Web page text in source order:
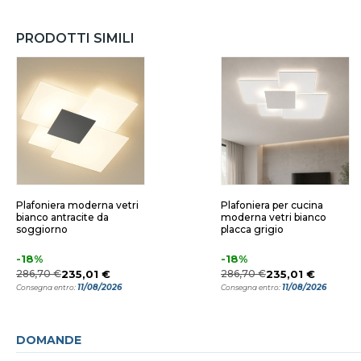
PRODOTTI SIMILI
Plafoniera moderna vetri
bianco antracite da
soggiorno
-18%
286,70 €235,01 €
Consegna entro:11/08/2026
Plafoniera per cucina
moderna vetri bianco
placca grigio
-18%
286,70 €235,01 €
Consegna entro:11/08/2026
DOMANDE